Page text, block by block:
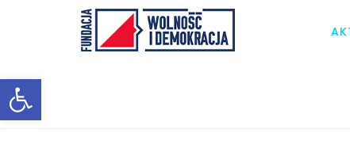
Otwórz pasek narzędzi